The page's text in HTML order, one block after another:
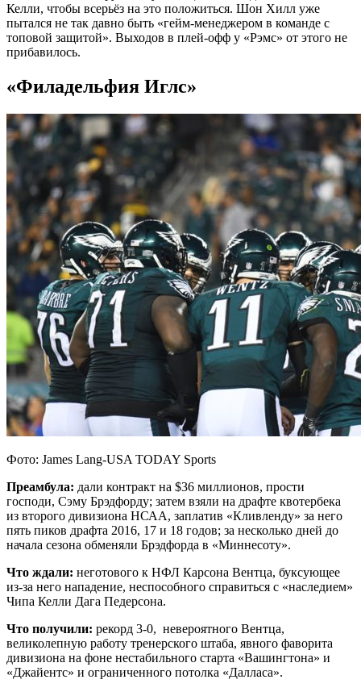
Келли, чтобы всерьёз на это положиться. Шон Хилл уже
пытался не так давно быть «гейм-менеджером в команде с
топовой защитой». Выходов в плей-офф у «Рэмс» от этого не
прибавилось.
«Филадельфия Иглс»
Фото: James Lang-USA TODAY Sports
Преамбула: дали контракт на $36 миллионов, прости
господи, Сэму Брэдфорду; затем взяли на драфте квотербека
из второго дивизиона НСАА, заплатив «Кливленду» за него
пять пиков драфта 2016, 17 и 18 годов; за несколько дней до
начала сезона обменяли Брэдфорда в «Миннесоту».
Что ждали: неготового к НФЛ Карсона Вентца, буксующее
из-за него нападение, неспособного справиться с «наследием»
Чипа Келли Дага Педерсона.
Что получили: рекорд 3-0, невероятного Вентца,
великолепную работу тренерского штаба, явного фаворита
дивизиона на фоне нестабильного старта «Вашингтона» и
«Джайентс» и ограниченного потолка «Далласа».